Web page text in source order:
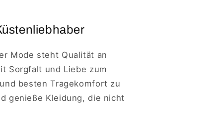
Mode steht Qualität an
Sorgfalt und Liebe zum
besten Tragekomfort zu
genieße Kleidung, die nicht